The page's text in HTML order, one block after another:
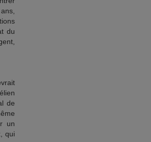
du
de
un
qui